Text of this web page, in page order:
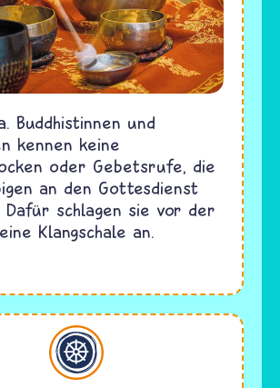
Buddhistinnen und
kennen keine
oder Gebetsrufe, die
an den Gottesdienst
Dafür schlagen sie vor der
Klangschale an.